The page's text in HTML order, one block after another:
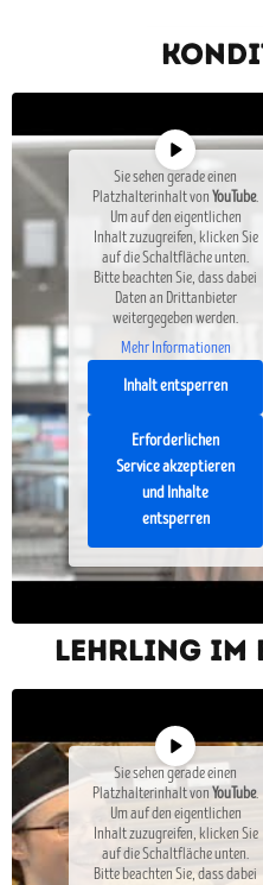
Sie sehen gerade einen
Platzhalterinhalt von YouTube.
Um auf den eigentlichen
Inhalt zuzugreifen, klicken Sie
auf die Schaltfläche unten.
Bitte beachten Sie, dass dabei
Daten an Drittanbieter
weitergegeben werden.
Mehr Informationen
Inhalt entsperren
Erforderlichen
Service akzeptieren
und Inhalte
entsperren
Lehrling im
Sie sehen gerade einen
Platzhalterinhalt von YouTube.
Um auf den eigentlichen
Inhalt zuzugreifen, klicken Sie
auf die Schaltfläche unten.
Bitte beachten Sie, dass dabei